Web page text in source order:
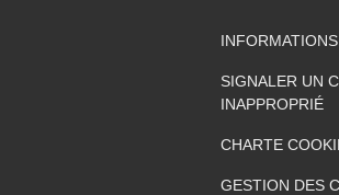
SIGNALER UN
INAPPROPRIÉ
CHARTE
GESTION DES